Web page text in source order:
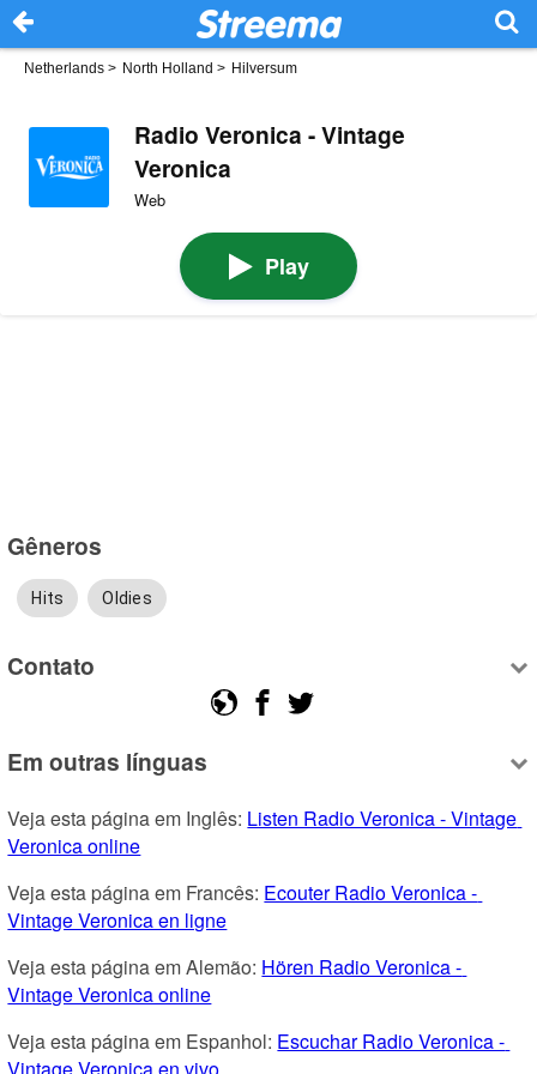
Netherlands > North Holland > Hilversum
Radio Veronica - Vintage
Veronica
Web
Play
Gêneros
Hits Oldies
Contato
Em outras línguas
Veja esta página em Inglês: Listen Radio Veronica - Vintage
Veronica online
Veja esta página em Francês: Ecouter Radio Veronica -
Vintage Veronica en ligne
Veja esta página em Alemão: Hören Radio Veronica -
Vintage Veronica online
Veja esta página em Espanhol: Escuchar Radio Veronica -
Vintage Veronica en vivo